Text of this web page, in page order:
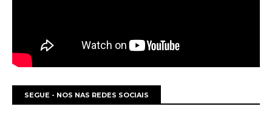
SEGUE - NOS NAS REDES SOCIAIS